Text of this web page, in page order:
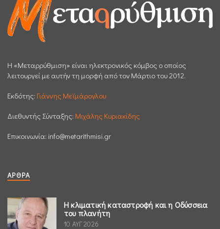
H «Μεταρρύθμιση» είναι ηλεκτρονικός κόμβος ο οποίος
λειτουργεί με αυτήν τη μορφή από τον Μάρτιο του 2012.
Εκδότης: Γιάννης Μεϊμάρογλου
Διεθυντής Σύνταξης: Μιχάλης Κυριακίδης
Επικοινωνία: info@metarithmisi.gr
ΆΡΘΡΑ
Η κλιματική καταστροφή και η Οδύσσεια
του πλανήτη
10 ΑΥΓ 2026